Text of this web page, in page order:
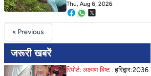
अभियान
Thu, Aug 6, 2026
« Previous
जरूरी खबरें
रिपोर्ट: लक्ष्मण बिष्ट : हरिद्वार:2036